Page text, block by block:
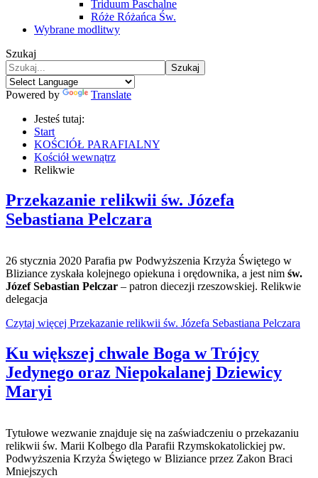
Triduum Paschalne
Róże Różańca Św.
Wybrane modlitwy
Szukaj
Szukaj
Powered by
Translate
Jesteś tutaj:
Start
KOŚCIÓŁ PARAFIALNY
Kościół wewnątrz
Relikwie
Przekazanie relikwii św. Józefa
Sebastiana Pelczara
26 stycznia 2020 Parafia pw Podwyższenia Krzyża Świętego w
Bliziance zyskała kolejnego opiekuna i orędownika, a jest nim św.
Józef Sebastian Pelczar – patron diecezji rzeszowskiej. Relikwie
delegacja
Czytaj więcej Przekazanie relikwii św. Józefa Sebastiana Pelczara
Ku większej chwale Boga w Trójcy
Jedynego oraz Niepokalanej Dziewicy
Maryi
Tytułowe wezwanie znajduje się na zaświadczeniu o przekazaniu
relikwii św. Marii Kolbego dla Parafii Rzymskokatolickiej pw.
Podwyższenia Krzyża Świętego w Bliziance przez Zakon Braci
Mniejszych